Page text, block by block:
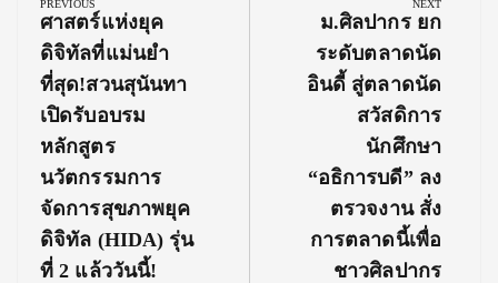
PREVIOUS
Previous
Post:
ศาสตร์แห่งยุค
ดิจิทัลที่แม่นยำ
ที่สุด!สวนสุนันทา
เปิดรับอบรม
หลักสูตร
นวัตกรรมการ
จัดการสุขภาพยุค
ดิจิทัล (HIDA) รุ่น
ที่ 2 แล้ววันนี้!
NEXT
Next
Post:
ม.ศิลปากร ยก
ระดับตลาดนัด
อินดี้ สู่ตลาดนัด
สวัสดิการ
นักศึกษา
“อธิการบดี” ลง
ตรวจงาน สั่ง
การตลาดนี้เพื่อ
ชาวศิลปากร